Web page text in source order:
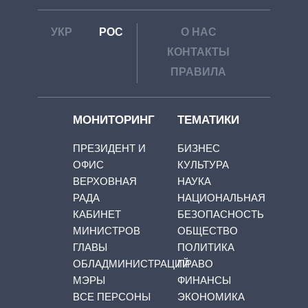
УКР РОС
О НАС
КОНТАКТЫ
ПРАВИЛА
МОНИТОРИНГ
ПРЕЗИДЕНТ И
ОФИС
ВЕРХОВНАЯ
РАДА
КАБИНЕТ
МИНИСТРОВ
ГЛАВЫ
ОБЛАДМИНИСТРАЦИЙ
МЭРЫ
ВСЕ ПЕРСОНЫ
ТЕМАТИКИ
БИЗНЕС
КУЛЬТУРА
НАУКА
НАЦИОНАЛЬНАЯ
БЕЗОПАСНОСТЬ
ОБЩЕСТВО
ПОЛИТИКА
ПРАВО
ФИНАНСЫ
ЭКОНОМИКА